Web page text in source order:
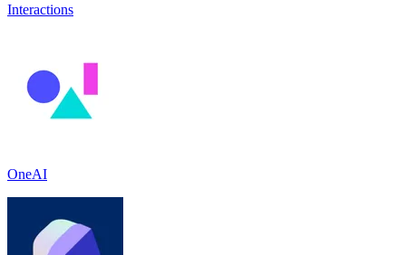
Interactions
OneAI